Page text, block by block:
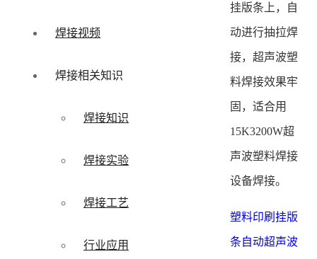
焊接视频
焊接相关知识
焊接知识
焊接实验
焊接工艺
行业应用
挂版条上，自
动进行抽拉焊
接，超声波塑
料焊接效果牢
固，适合用
15K3200W超
声波塑料焊接
设备焊接。
塑料印刷挂版
条自动超声波